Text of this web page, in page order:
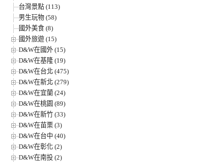
台灣景點 (113)
男生玩物 (58)
國外美食 (8)
國外旅遊 (15)
D&W在國外 (15)
D&W在基隆 (19)
D&W在台北 (475)
D&W在新北 (279)
D&W在宜蘭 (24)
D&W在桃園 (89)
D&W在新竹 (33)
D&W在苗栗 (3)
D&W在台中 (40)
D&W在彰化 (2)
D&W在南投 (2)